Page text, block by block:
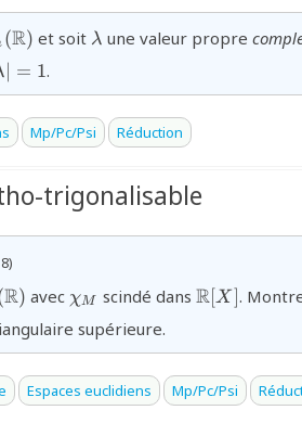
(R) et soit {\lambda}
λ une valeur propre
∣ = 1.
Mp/Pc/Psi Réduction
trigonalisable
R) avec {\chi_{M}}
χM scindé dans
[X]}
R[X ].
supérieure.
Espaces euclidiens Mp/Pc/Psi